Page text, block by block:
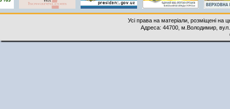
Усі права на матеріали, розміщені на
Адреса: 44700, м.Володимир,